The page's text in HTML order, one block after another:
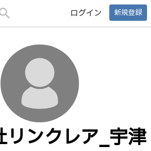
ログイン 新規登録
リンクレア_宇津